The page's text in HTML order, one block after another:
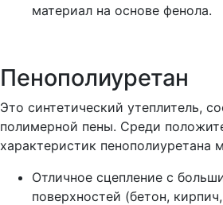
материал на основе фенола.
Пенополиуретан
Это синтетический утеплитель,
полимерной пены. Среди
характеристик пенополиуретана
Отличное сцепление с
поверхностей (бетон,